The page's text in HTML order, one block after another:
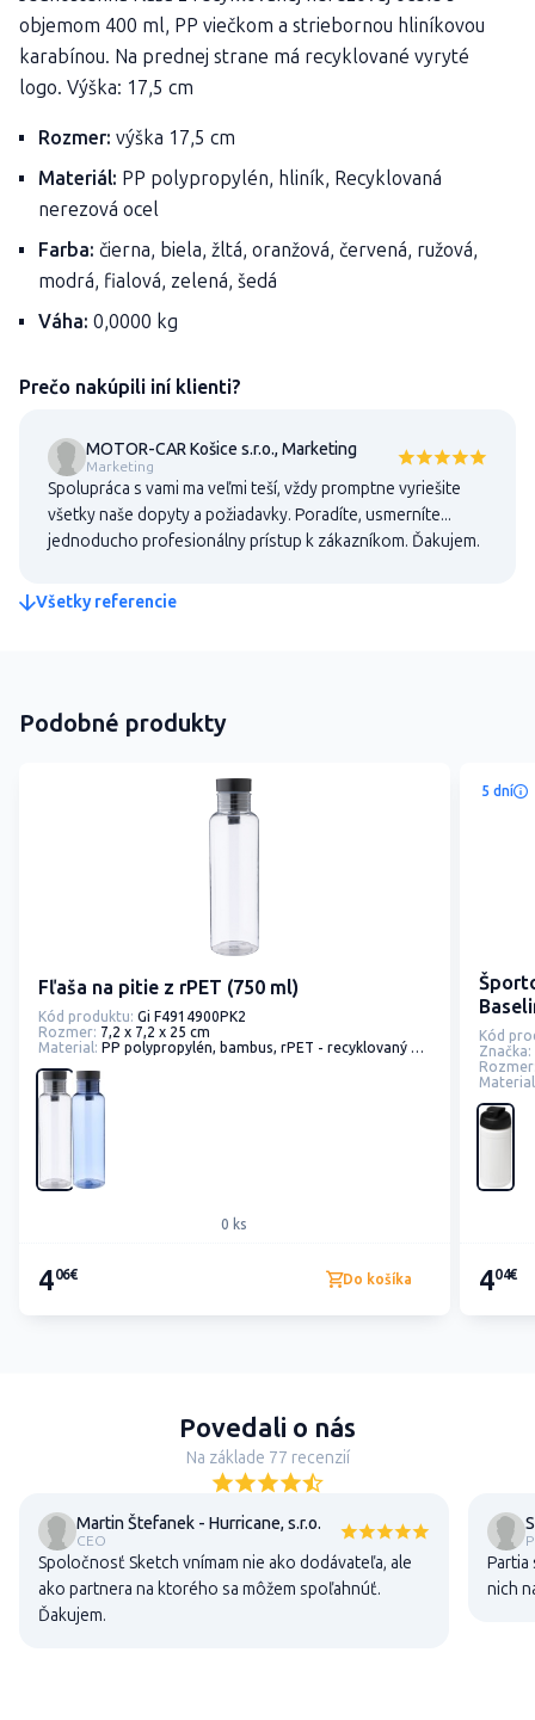
objemom 400 ml, PP viečkom a striebornou hliníkovou
karabínou. Na prednej strane má recyklované vyryté
logo. Výška: 17,5 cm
Rozmer: výška 17,5 cm
Materiál: PP polypropylén, hliník, Recyklovaná
nerezová ocel
Farba: čierna, biela, žltá, oranžová, červená, ružová,
modrá, fialová, zelená, šedá
Váha: 0,0000 kg
Prečo nakúpili iní klienti?
MOTOR-CAR Košice s.r.o., Marketing
Marketing
Spolupráca s vami ma veľmi teší, vždy promptne vyriešite
všetky naše dopyty a požiadavky. Poradíte, usmerníte...
jednoducho profesionálny prístup k zákazníkom. Ďakujem.
Všetky referencie
Podobné produkty
Fľaša na pitie z rPET (750 ml)
Kód produktu: Gi F4914900PK2
Rozmer: 7,2 x 7,2 x 25 cm
Material: PP polypropylén, bambus, rPET - recyklovaný polyester
0 ks
406€ Do košíka
5 dní
Kód
Značka:
404€
Povedali o nás
Na základe 77 recenzií
Martin Štefanek - Hurricane, s.r.o.
CEO
Spoločnosť Sketch vnímam nie ako dodávateľa, ale
ako partnera na ktorého sa môžem spoľahnúť.
Ďakujem.
Partia
nich